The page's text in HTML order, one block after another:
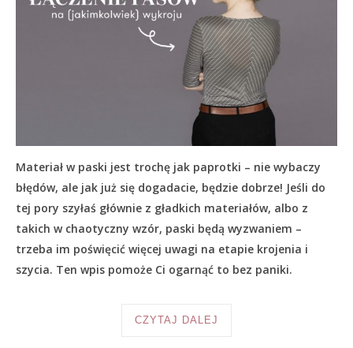
Materiał w paski jest trochę jak paprotki – nie wybaczy
błędów, ale jak już się dogadacie, będzie dobrze! Jeśli do
tej pory szyłaś głównie z gładkich materiałów, albo z
takich w chaotyczny wzór, paski będą wyzwaniem –
trzeba im poświęcić więcej uwagi na etapie krojenia i
szycia. Ten wpis pomoże Ci ogarnąć to bez paniki.
CZYTAJ DALEJ